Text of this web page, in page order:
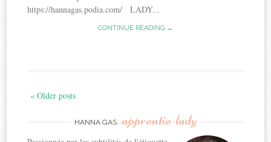
https://hannagas.podia.com/ LADY...
CONTINUE READING →
« Older posts
HANNA GAS, apprentie-lady